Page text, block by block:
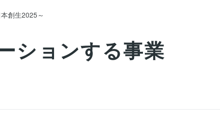
創生2025～
ションする事業